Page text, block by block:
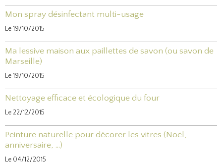
Mon spray désinfectant multi-usage
Le 19/10/2015
Ma lessive maison aux paillettes de savon (ou savon de
Marseille)
Le 19/10/2015
Nettoyage efficace et écologique du four
Le 22/12/2015
Peinture naturelle pour décorer les vitres (Noël,
anniversaire, ...)
Le 04/12/2015